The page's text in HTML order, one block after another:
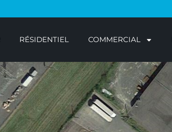
RÉSIDENTIEL COMMERCIAL